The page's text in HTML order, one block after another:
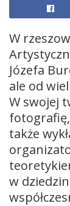
W
Józefa
ale od
W swojej
także
w